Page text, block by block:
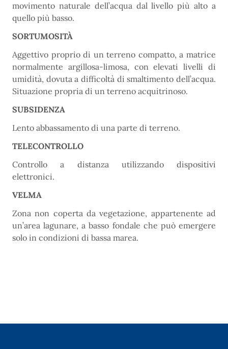
movimento naturale dell’acqua dal livello più alto a
quello più basso.
SORTUMOSITÀ
Aggettivo proprio di un terreno compatto, a matrice
normalmente argillosa-limosa, con elevati livelli di
umidità, dovuta a difficoltà di smaltimento dell’acqua.
Situazione propria di un terreno acquitrinoso.
SUBSIDENZA
Lento abbassamento di una parte di terreno.
TELECONTROLLO
Controllo a distanza utilizzando dispositivi
elettronici.
VELMA
Zona non coperta da vegetazione, appartenente ad
un’area lagunare, a basso fondale che può emergere
solo in condizioni di bassa marea.